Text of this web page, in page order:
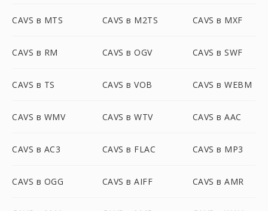
CAVS в MTS CAVS в M2TS CAVS в MXF
CAVS в RM CAVS в OGV CAVS в SWF
CAVS в TS CAVS в VOB CAVS в WEBM
CAVS в WMV CAVS в WTV CAVS в AAC
CAVS в AC3 CAVS в FLAC CAVS в MP3
CAVS в OGG CAVS в AIFF CAVS в AMR